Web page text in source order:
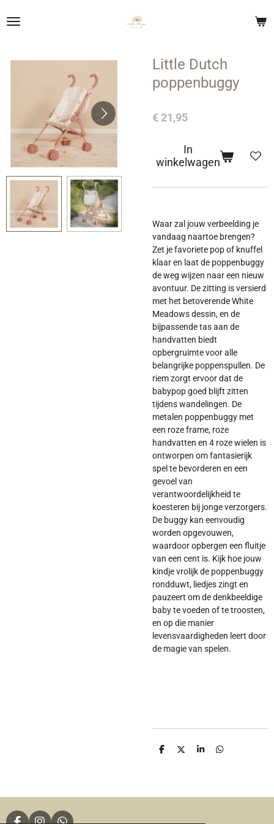
direct
hoofdinhoud
Little Dutch
poppenbuggy
€ 21,95
In
winkelwagen
Waar zal jouw verbeelding je
vandaag naartoe brengen?
Zet je favoriete pop of knuffel
klaar en laat de poppenbuggy
de weg wijzen naar een nieuw
avontuur. De zitting is versierd
met het betoverende White
Meadows dessin, en de
bijpassende tas aan de
handvatten biedt
opbergruimte voor alle
belangrijke poppenspullen. De
riem zorgt ervoor dat de
babypop goed blijft zitten
tijdens wandelingen. De
metalen poppenbuggy met
een roze frame, roze
handvatten en 4 roze wielen is
ontworpen om fantasierijk
spel te bevorderen en een
gevoel van
verantwoordelijkheid te
koesteren bij jonge verzorgers.
De buggy kan eenvoudig
worden opgevouwen,
waardoor opbergen een fluitje
van een cent is. Kijk hoe jouw
kindje vrolijk de poppenbuggy
rondduwt, liedjes zingt en
pauzeert om de denkbeeldige
baby te voeden of te troosten,
en op die manier
levensvaardigheden leert door
de magie van spelen.
D
D
S
D